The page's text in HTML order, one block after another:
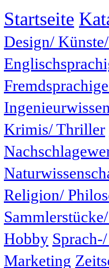
Startseite
Design/
Krimis/ Thriller
Religion/
Hobby
Marketing